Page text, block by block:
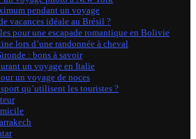
pendant un voyage
vacances idéale au Brésil ?
pour une escapade romantique en Bolivie
lors d’une randonnée à cheval
: bons à savoir
un voyage en Italie
un voyage de noces
qu’utilisent les touristes ?